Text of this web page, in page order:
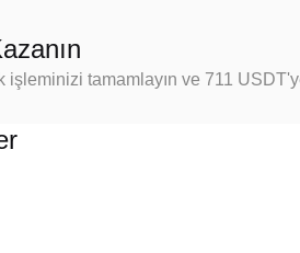
işleminizi tamamlayın ve 711